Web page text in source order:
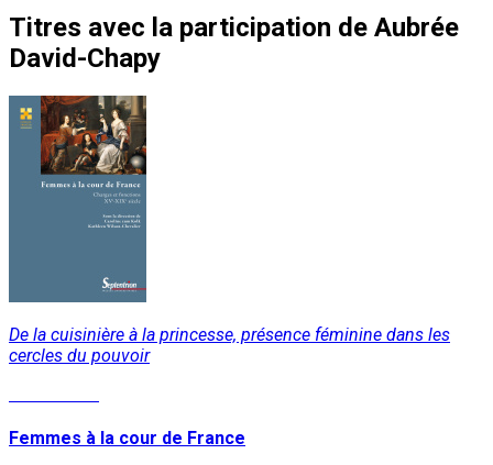
Titres avec la participation de Aubrée
David-Chapy
De la cuisinière à la princesse, présence féminine dans les
cercles du pouvoir
Femmes à la cour de France